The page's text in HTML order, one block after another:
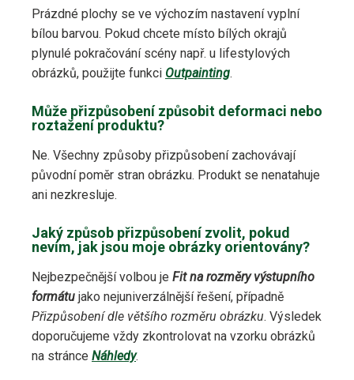
Prázdné plochy se ve výchozím nastavení vyplní
bílou barvou. Pokud chcete místo bílých okrajů
plynulé pokračování scény např. u lifestylových
obrázků, použijte funkci Outpainting.
Může přizpůsobení způsobit deformaci nebo
roztažení produktu?
Ne. Všechny způsoby přizpůsobení zachovávají
původní poměr stran obrázku. Produkt se nenatahuje
ani nezkresluje.
Jaký způsob přizpůsobení zvolit, pokud
nevím, jak jsou moje obrázky orientovány?
Nejbezpečnější volbou je Fit na rozměry výstupního
formátu jako nejuniverzálnější řešení, případně
Přizpůsobení dle většího rozměru obrázku. Výsledek
doporučujeme vždy zkontrolovat na vzorku obrázků
na stránce Náhledy.